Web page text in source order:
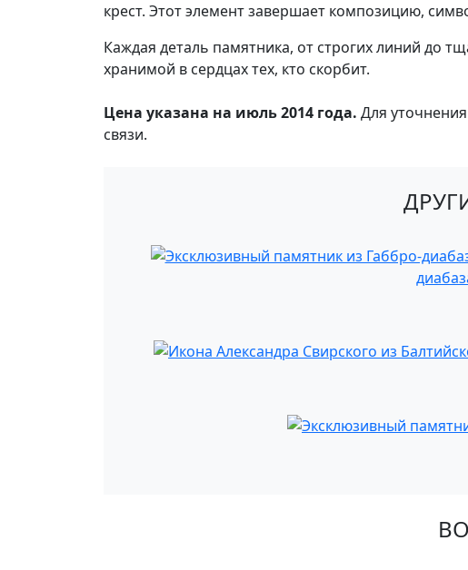
крест. Этот элемент завершает композицию,
Каждая деталь памятника, от строгих линий до
хранимой в сердцах тех, кто скорбит.
Цена указана на июль 2014 года. Для
связи.